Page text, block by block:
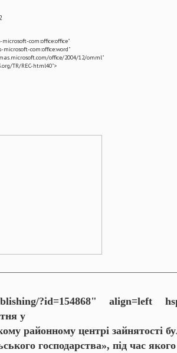
com:office:office"
microsoft-com:office:word"
office/2004/12/omml"
TR/REC-html40">
?id=154868" align=left
у
районному центрі зайнятості
господарства», під час